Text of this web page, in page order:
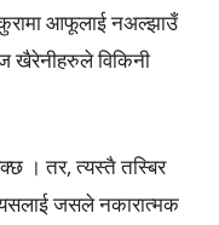
आफूलाई नअल्झाउँ
खैरेनीहरुले विकिनी
। तर, त्यस्तै तस्बिर
जसले नकारात्मक